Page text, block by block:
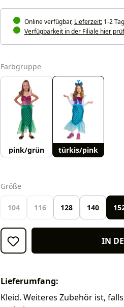
Online verfügbar, Lieferzeit:1-2
Verfügbarkeit in der Filiale hier
Farbgruppeauswählen
pink/grün türkis/pink
Größeauswählen
104 116 128 140
IN
Lieferumfang:
Kleid. Weiteres Zubehör ist,